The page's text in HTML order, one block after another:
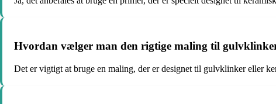
Hvordan vælger man den rigtige maling til
Det er vigtigt at bruge en maling, der er designet til gulvklinker eller